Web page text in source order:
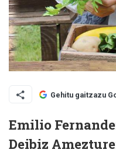
Gehitu gaitzazu
Emilio
Deibiz